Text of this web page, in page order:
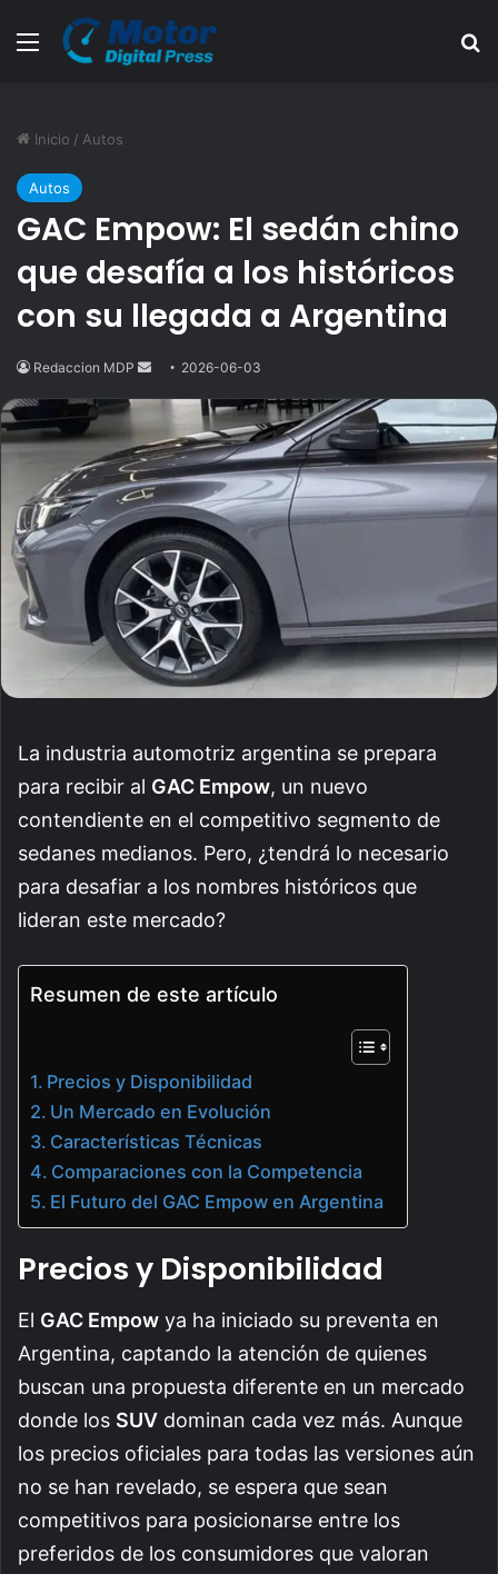
Menú
Inicio / Autos
Autos
GAC Empow: El sedán chino
que desafía a los históricos
con su llegada a Argentina
Redaccion MDP
Send
email
2026-06-03
La industria automotriz argentina se prepara
para recibir al GAC Empow, un nuevo
contendiente en el competitivo segmento de
sedanes medianos. Pero, ¿tendrá lo necesario
para desafiar a los nombres históricos que
lideran este mercado?
Resumen de este artículo
Precios y Disponibilidad
Un Mercado en Evolución
Características Técnicas
Comparaciones con la Competencia
El Futuro del GAC Empow en Argentina
Precios y Disponibilidad
El GAC Empow ya ha iniciado su preventa en
Argentina, captando la atención de quienes
buscan una propuesta diferente en un mercado
donde los SUV dominan cada vez más. Aunque
los precios oficiales para todas las versiones aún
no se han revelado, se espera que sean
competitivos para posicionarse entre los
preferidos de los consumidores que valoran